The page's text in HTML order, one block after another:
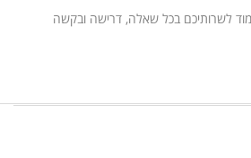
לשרותיכם בכל שאלה, דרישה ובקשה